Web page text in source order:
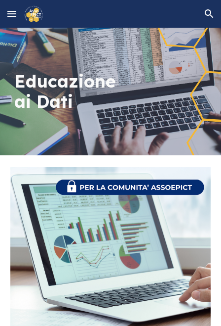
Skip to main content Skip to navigation
Educazione
ai Dati